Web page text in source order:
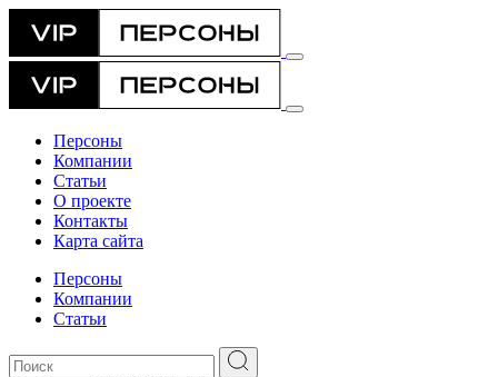
Персоны
Компании
Статьи
О проекте
Контакты
Карта сайта
Персоны
Компании
Статьи